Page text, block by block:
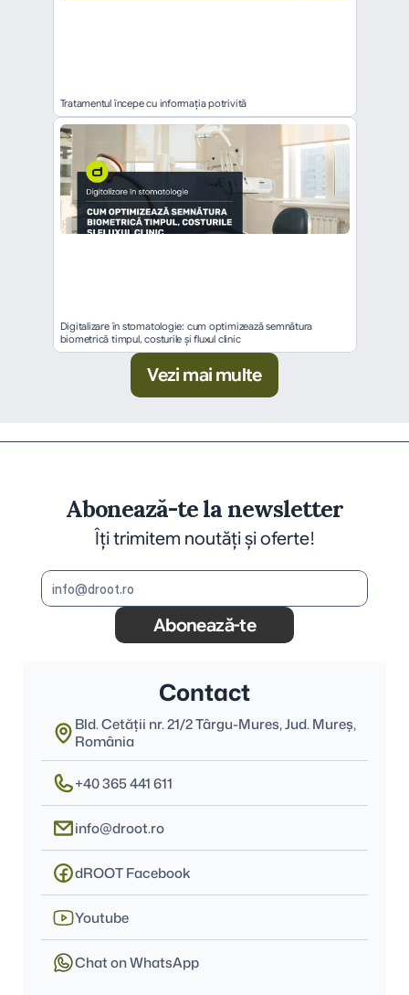
Tratamentul începe cu informația potrivită
Digitalizare în stomatologie: cum optimizează semnătura
biometrică timpul, costurile și fluxul clinic
Vezi mai multe
Abonează-te la newsletter
Îți trimitem noutăți și oferte!
Abonează-te
Contact
Bld. Cetății nr. 21/2 Târgu-Mures, Jud. Mureş,
România
+40 365 441 611
info@droot.ro
dROOT Facebook
Youtube
Chat on WhatsApp